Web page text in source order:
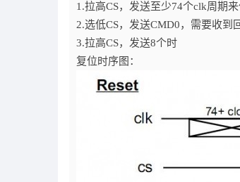
1.拉高CS，发送至少74个clk周期
2.选低CS，发送CMD0，需要收到
3.拉高CS，发送8个时
复位时序图：